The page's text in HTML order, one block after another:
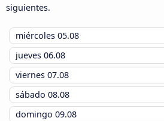
siguientes.
miércoles 05.08
jueves 06.08
viernes 07.08
sábado 08.08
domingo 09.08